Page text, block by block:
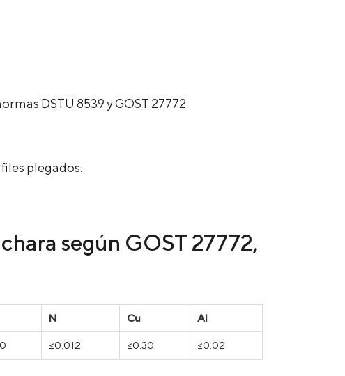
DSTU 8539 y GOST 27772.
plegados.
según GOST 27772,
N Cu Al
≤0.012 ≤0.30 ≤0.02